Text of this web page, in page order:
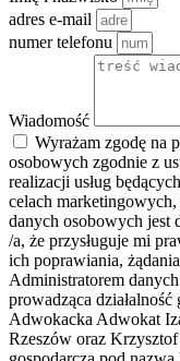
adres e-mail
numer telefonu
Wiadomość
Wyrażam zgodę na
osobowych zgodnie z
realizacji usług
celach
danych osobowych jest
/a, że przysługuje mi
ich poprawiania,
Administratorem
prowadząca
Adwokacka Adwokat
Rzeszów oraz Krzysztof